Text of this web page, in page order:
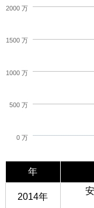
0 万
500 万
1000 万
1500 万
2000 万
年
2014年